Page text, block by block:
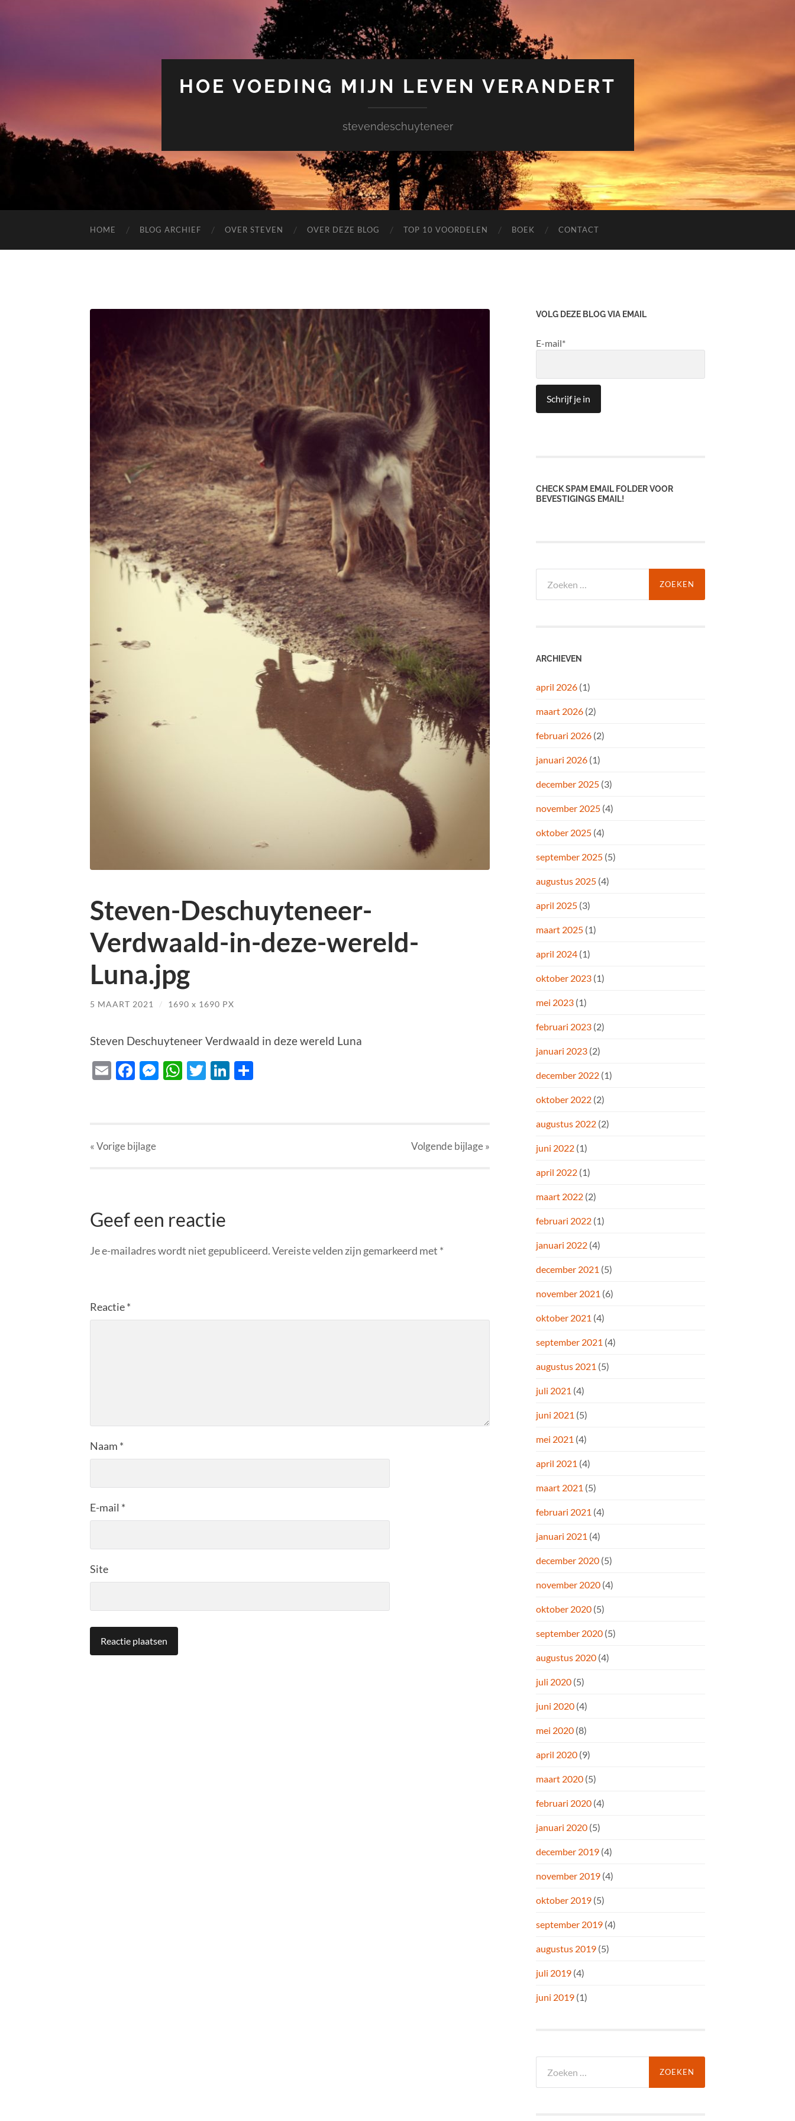
HOE VOEDING MIJN LEVEN VERANDERT
stevendeschuyteneer
HOME BLOG ARCHIEF OVER STEVEN OVER DEZE BLOG TOP 10 VOORDELEN BOEK CONTACT
Steven-Deschuyteneer-
Verdwaald-in-deze-wereld-
Luna.jpg
5 MAART 2021 / 1690 x 1690 PX
Steven Deschuyteneer Verdwaald in deze wereld Luna
EmailFacebook
Messenger
WhatsApp
TwitterLinkedIn
« Vorigebijlage Volgendebijlage»
Geef een reactie
Je e-mailadres wordt niet gepubliceerd.Vereiste velden zijn gemarkeerd met *
Reactie*
Naam *
E-mail *
Site
VOLG DEZE BLOG VIA EMAIL
E-mail*
CHECK SPAM EMAIL FOLDER VOOR
BEVESTIGINGS EMAIL!
naar:
ARCHIEVEN
april 2026 (1)
maart 2026 (2)
februari 2026 (2)
januari 2026 (1)
december 2025 (3)
november 2025 (4)
oktober 2025 (4)
september 2025 (5)
augustus 2025 (4)
april 2025 (3)
maart 2025 (1)
april 2024 (1)
oktober 2023 (1)
mei 2023 (1)
februari 2023 (2)
januari 2023 (2)
december 2022 (1)
oktober 2022 (2)
augustus 2022 (2)
juni 2022 (1)
april 2022 (1)
maart 2022 (2)
februari 2022 (1)
januari 2022 (4)
december 2021 (5)
november 2021 (6)
oktober 2021 (4)
september 2021 (4)
augustus 2021 (5)
juli 2021 (4)
juni 2021 (5)
mei 2021 (4)
april 2021 (4)
maart 2021 (5)
februari 2021 (4)
januari 2021 (4)
december 2020 (5)
november 2020 (4)
oktober 2020 (5)
september 2020 (5)
augustus 2020 (4)
juli 2020 (5)
juni 2020 (4)
mei 2020 (8)
april 2020 (9)
maart 2020 (5)
februari 2020 (4)
januari 2020 (5)
december 2019 (4)
november 2019 (4)
oktober 2019 (5)
september 2019 (4)
augustus 2019 (5)
juli 2019 (4)
juni 2019 (1)
naar: